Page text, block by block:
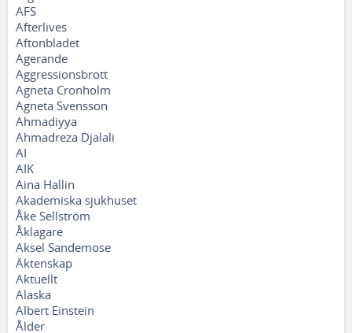
AFS
Afterlives
Aftonbladet
Agerande
Aggressionsbrott
Agneta Cronholm
Agneta Svensson
Ahmadiyya
Ahmadreza Djalali
AI
AIK
Aina Hallin
Akademiska sjukhuset
Åke Sellström
Åklagare
Aksel Sandemose
Äktenskap
Aktuellt
Alaska
Albert Einstein
Ålder